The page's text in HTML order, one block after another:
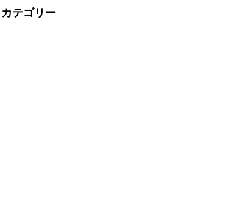
カテゴリー